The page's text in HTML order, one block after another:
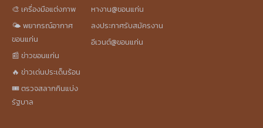
🎨 เครื่องมือแต่งภาพ
🌤️ พยากรณ์อากาศ
ขอนแก่น
📰 ข่าวขอนแก่น
🔥 ข่าวเด่นประเด็นร้อน
🎟️ ตรวจสลากกินแบ่ง
รัฐบาล
หางาน@ขอนแก่น
ลงประกาศรับสมัครงาน
อีเวนต์@ขอนแก่น